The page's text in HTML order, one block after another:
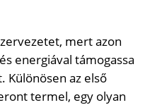
mert azon
energiával támogassa
Különösen az első
termel, egy olyan